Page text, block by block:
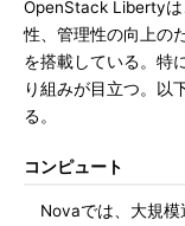
OpenStack Libertyは
性、管理性の向上の
を搭載している。特
り組みが目立つ。以
る。
コンピュート
Novaでは、大規模